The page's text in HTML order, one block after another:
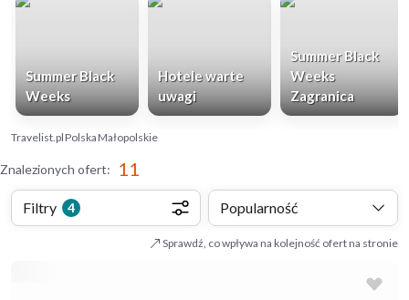
Summer Black
Weeks
Hotele warte
uwagi
Summer Black
Weeks
Zagranica
Travelist.plPolskaMałopolskie
Znalezionych ofert: 11
Filtry 4 Popularność
Sprawdź, co wpływa na kolejność ofert na stronie